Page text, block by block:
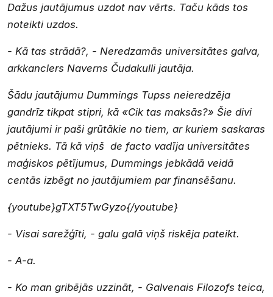
Dažus jautājumus uzdot nav vērts. Taču kāds tos
noteikti uzdos.
- Kā tas strādā?, - Neredzamās universitātes galva,
arkkanclers Naverns Čudakulli jautāja.
Šādu jautājumu Dummings Tupss neieredzēja
gandrīz tikpat stipri, kā «Cik tas maksās?» Šie divi
jautājumi ir paši grūtākie no tiem, ar kuriem saskaras
pētnieks. Tā kā viņš de facto vadīja universitātes
maģiskos pētījumus, Dummings jebkādā veidā
centās izbēgt no jautājumiem par finansēšanu.
{youtube}gTXT5TwGyzo{/youtube}
- Visai sarežģīti, - galu galā viņš riskēja pateikt.
- A-a.
- Ko man gribējās uzzināt, - Galvenais Filozofs teica,